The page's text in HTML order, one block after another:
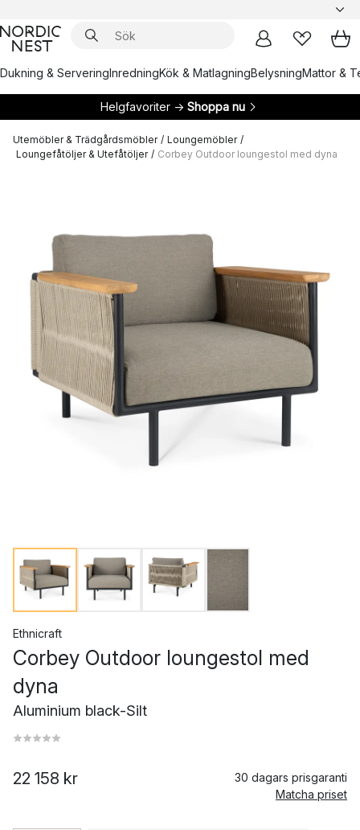
Dukning & ServeringInredningKök & MatlagningBelysningMattor &
Helgfavoriter → Shoppa nu
Utemöbler & Trädgårdsmöbler / Loungemöbler /
Loungefåtöljer & Utefåtöljer / Corbey Outdoor loungestol med dyna
Ethnicraft
Corbey Outdoor loungestol med
dyna
Aluminium black-Silt
22 158 kr
30 dagars prisgaranti
Matcha priset